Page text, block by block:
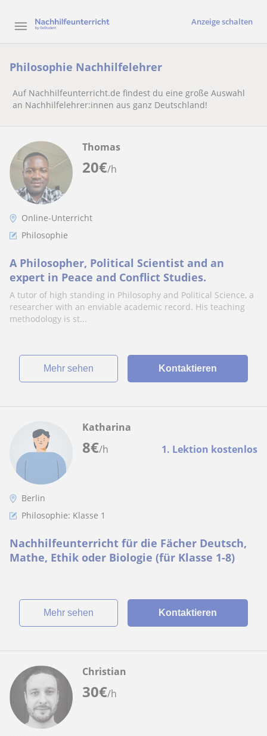
Anzeige schalten
Philosophie Nachhilfelehrer
Auf Nachhilfeunterricht.de findest du eine große Auswahl
an Nachhilfelehrer:innen aus ganz Deutschland!
20€/h
Thomas
Online-Unterricht
Philosophie
A Philosopher, Political Scientist and an
expert in Peace and Conflict Studies.
A tutor of high standing in Philosophy and Political Science, a
researcher with an enviable academic record. His teaching
methodology is st...
Mehr sehen Kontaktieren
8€/h 1. Lektion kostenlos
Katharina
Berlin
Philosophie: Klasse 1
Nachhilfeunterricht für die Fächer Deutsch,
Mathe, Ethik oder Biologie (für Klasse 1-8)
Mehr sehen Kontaktieren
30€/h
Christian